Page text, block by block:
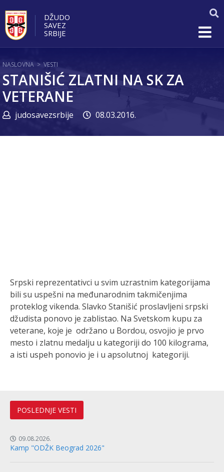
DŽUDO
SAVEZ
SRBIJE
NASLOVNA > VESTI
STANIŠIĆ ZLATNI NA SK ZA
VETERANE
judosavezsrbije 08.03.2016.
Srpski reprezentativci u svim uzrastnim kategorijama
bili su uspešni na međunarodnim takmičenjima
proteklog vikenda. Slavko Stanišić proslavljeni srpski
džudista ponovo je zablistao. Na Svetskom kupu za
veterane, koje je održano u Bordou, osvojio je prvo
mesto i zlatnu medalju u kategoriji do 100 kilograma,
a isti uspeh ponovio je i u apsolutnoj kategoriji.
POSLEDNJE VESTI
09.08.2026.
Kamp "ODŽK Beograd 2026"